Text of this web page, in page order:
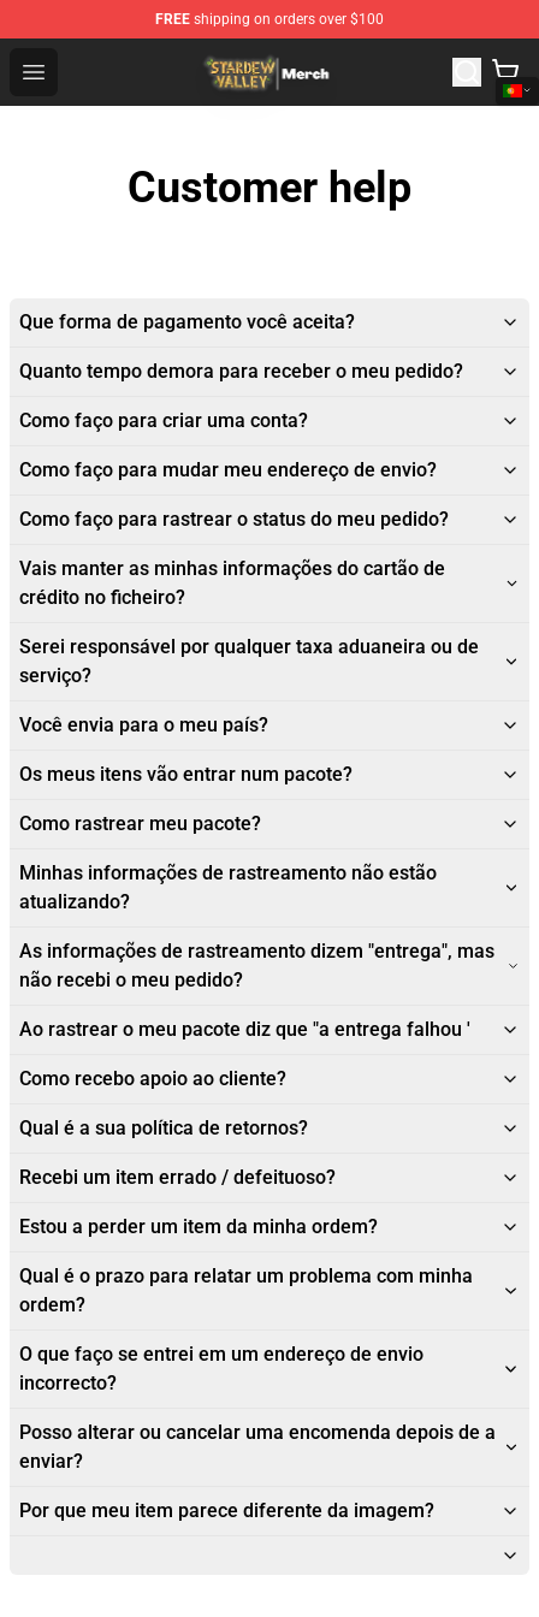
FREE shipping on orders over $100
Open menu
Stardew Valley Store - Official Stardew Valley
Customer help
Que forma de pagamento você aceita?
Quanto tempo demora para receber o meu pedido?
Como faço para criar uma conta?
Como faço para mudar meu endereço de envio?
Como faço para rastrear o status do meu pedido?
Vais manter as minhas informações do cartão de
crédito no ficheiro?
Serei responsável por qualquer taxa aduaneira ou de
serviço?
Você envia para o meu país?
Os meus itens vão entrar num pacote?
Como rastrear meu pacote?
Minhas informações de rastreamento não estão
atualizando?
As informações de rastreamento dizem "entrega", mas
não recebi o meu pedido?
Ao rastrear o meu pacote diz que "a entrega falhou '
Como recebo apoio ao cliente?
Qual é a sua política de retornos?
Recebi um item errado / defeituoso?
Estou a perder um item da minha ordem?
Qual é o prazo para relatar um problema com minha
ordem?
O que faço se entrei em um endereço de envio
incorrecto?
Posso alterar ou cancelar uma encomenda depois de a
enviar?
Por que meu item parece diferente da imagem?